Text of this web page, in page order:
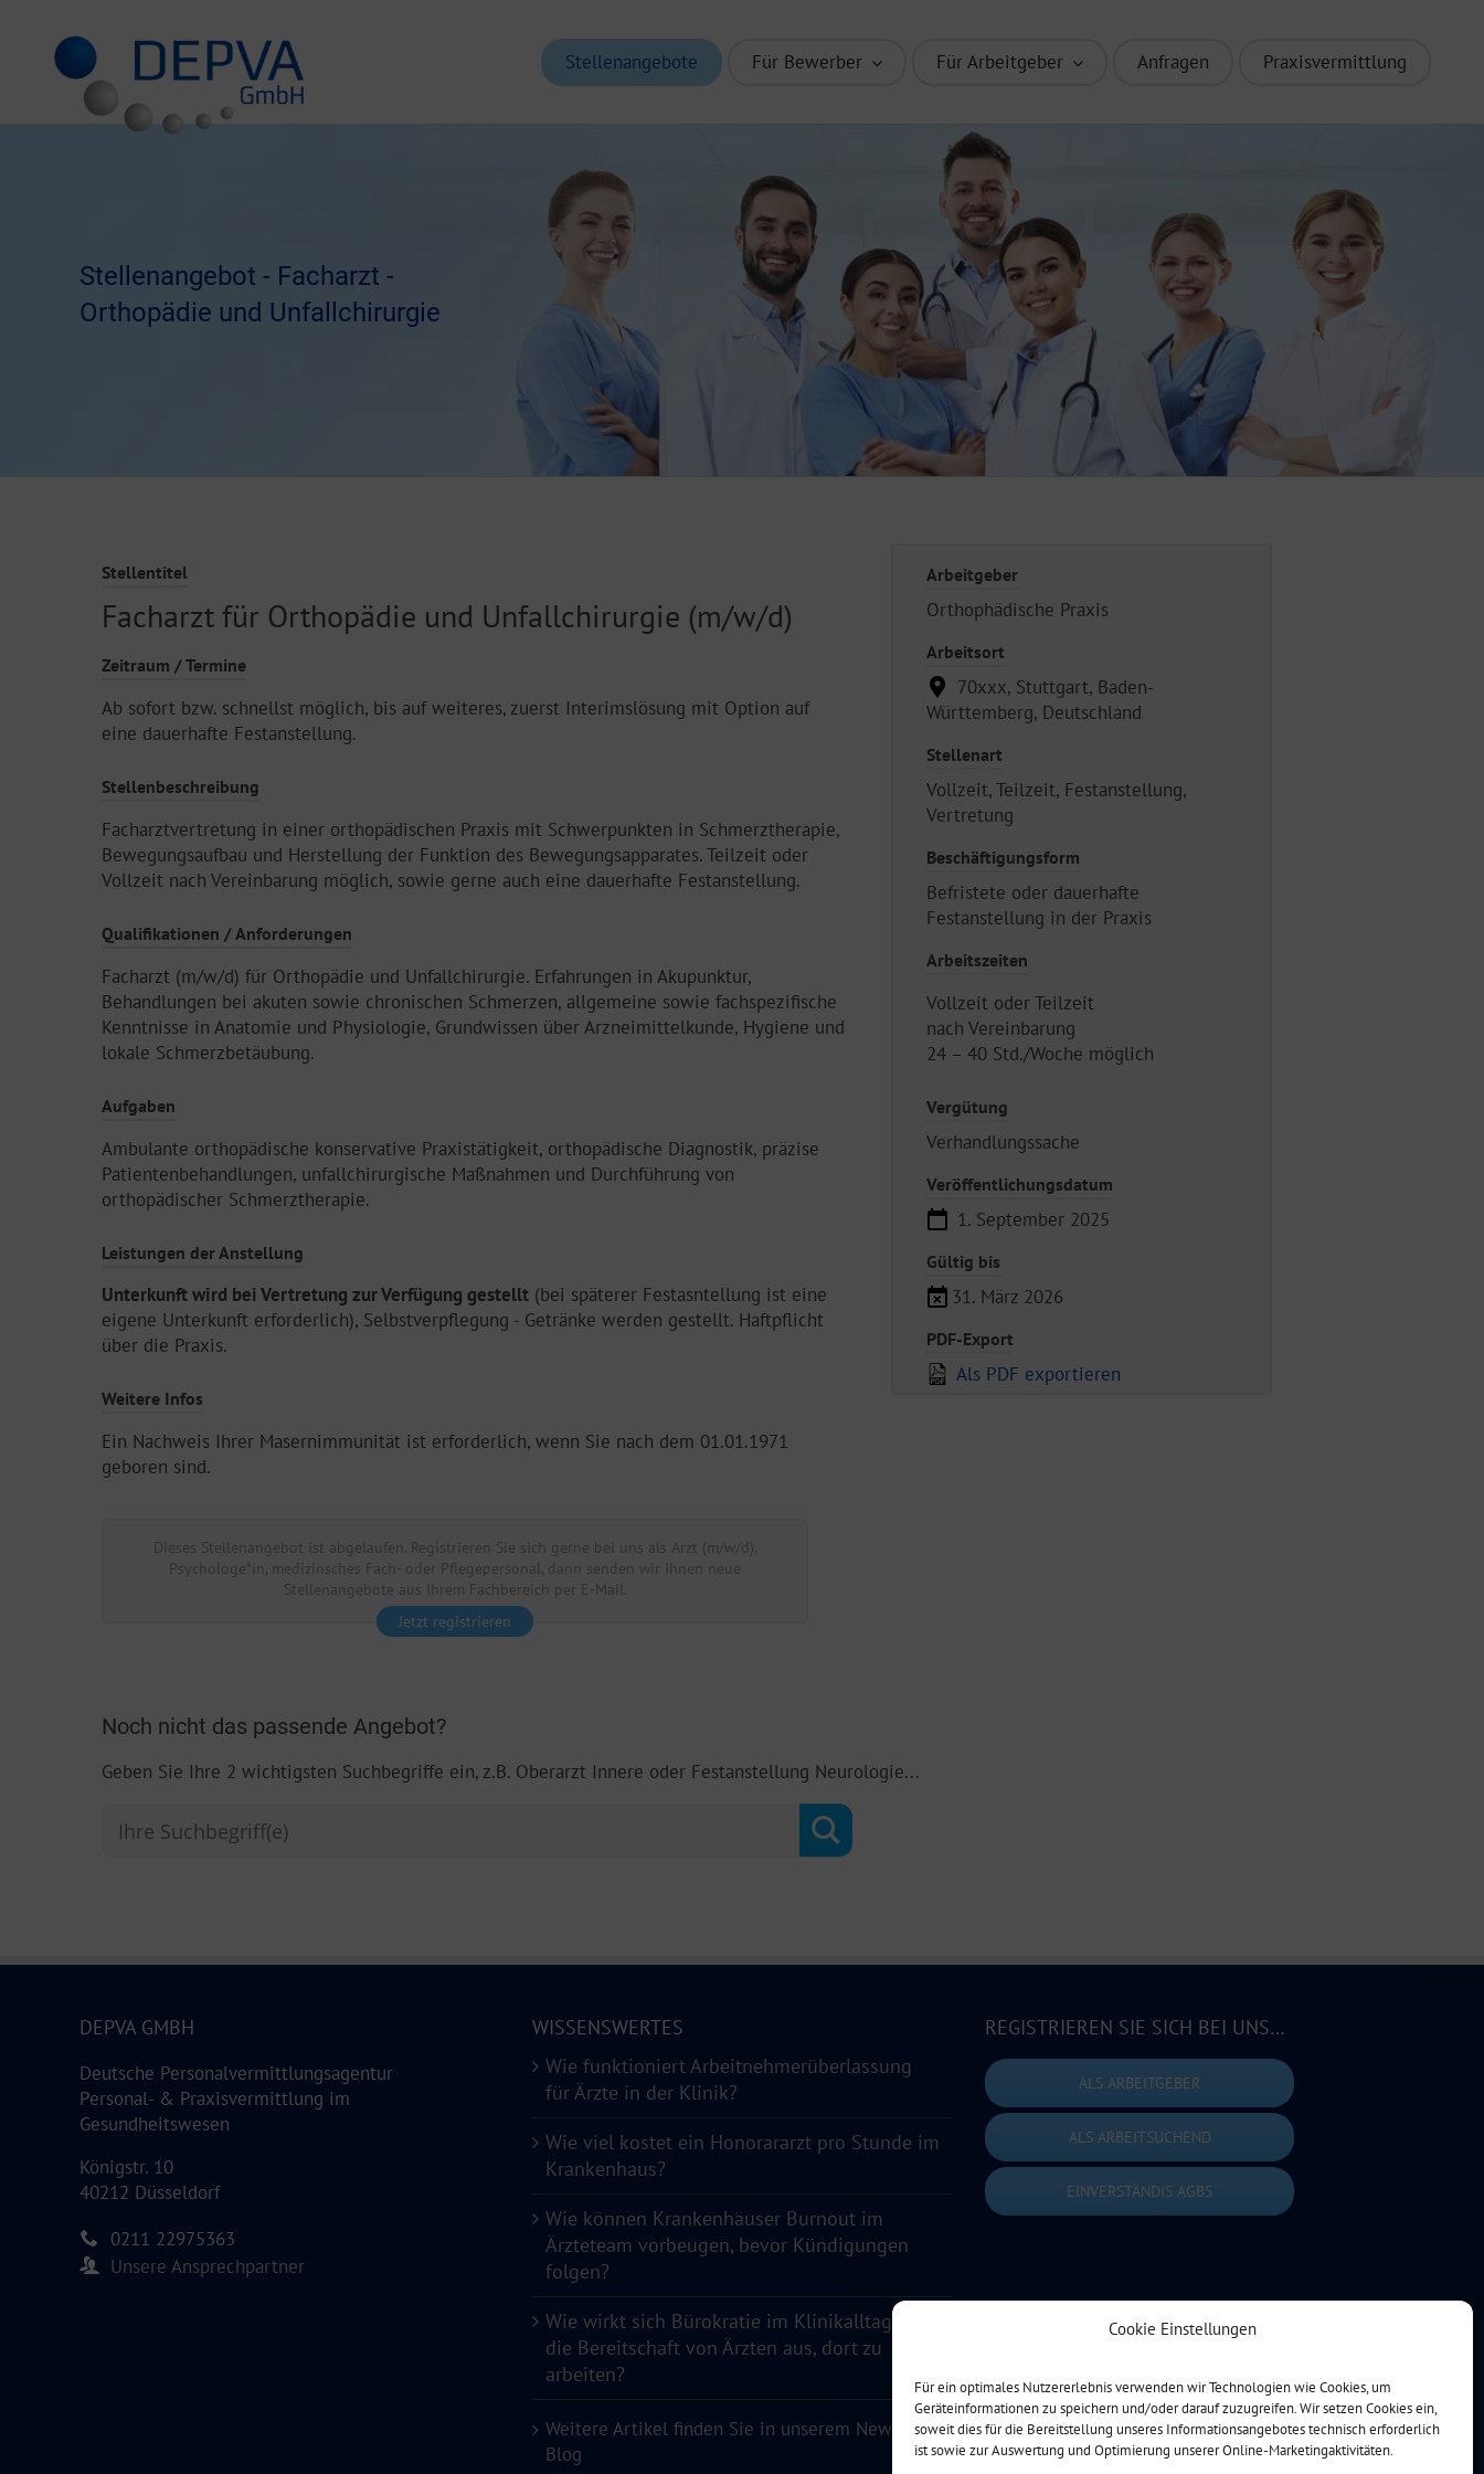
Cookie Einstellungen
Für ein optimales Nutzererlebnis verwenden wir Technologien wie Cookies, um
Geräteinformationen zu speichern und/oder darauf zuzugreifen. Wir setzen Cookies ein,
soweit dies für die Bereitstellung unseres Informationsangebotes technisch erforderlich
ist sowie zur Auswertung und Optimierung unserer Online-Marketingaktivitäten.
springen
Stellenangebote Für Bewerber Für Arbeitgeber Anfragen Praxisvermittlung
Stellenangebot - Facharzt -
Orthopädie und Unfallchirurgie
Stellentitel
Facharzt für Orthopädie und Unfallchirurgie (m/w/d)
Zeitraum / Termine
Ab sofort bzw. schnellst möglich, bis auf weiteres, zuerst Interimslösung mit Option auf
eine dauerhafte Festanstellung.
Stellenbeschreibung
Facharztvertretung in einer orthopädischen Praxis mit Schwerpunkten in Schmerztherapie,
Bewegungsaufbau und Herstellung der Funktion des Bewegungsapparates. Teilzeit oder
Vollzeit nach Vereinbarung möglich, sowie gerne auch eine dauerhafte Festanstellung.
Qualifikationen / Anforderungen
Facharzt (m/w/d) für Orthopädie und Unfallchirurgie. Erfahrungen in Akupunktur,
Behandlungen bei akuten sowie chronischen Schmerzen, allgemeine sowie fachspezifische
Kenntnisse in Anatomie und Physiologie, Grundwissen über Arzneimittelkunde, Hygiene und
lokale Schmerzbetäubung.
Aufgaben
Ambulante orthopädische konservative Praxistätigkeit, orthopädische Diagnostik, präzise
Patientenbehandlungen, unfallchirurgische Maßnahmen und Durchführung von
orthopädischer Schmerztherapie.
Leistungen der Anstellung
Unterkunft wird bei Vertretung zur Verfügung gestellt (bei späterer Festasntellung ist eine
eigene Unterkunft erforderlich), Selbstverpflegung - Getränke werden gestellt. Haftpflicht
über die Praxis.
Weitere Infos
Ein Nachweis Ihrer Masernimmunität ist erforderlich, wenn Sie nach dem 01.01.1971
geboren sind.
Dieses Stellenangebot ist abgelaufen. Registrieren Sie sich gerne bei uns als Arzt (m/w/d),
Psychologe*in, medizinsches Fach- oder Pflegepersonal, dann senden wir Ihnen neue
Stellenangebote aus Ihrem Fachbereich per E-Mail.
Jetzt registrieren
Arbeitgeber
Orthophädische Praxis
Arbeitsort
70xxx, Stuttgart, Baden-
Württemberg, Deutschland
Stellenart
Vollzeit, Teilzeit, Festanstellung,
Vertretung
Beschäftigungsform
Befristete oder dauerhafte
Festanstellung in der Praxis
Arbeitszeiten
Vollzeit oder Teilzeit
nach Vereinbarung
24 – 40 Std./Woche möglich
Vergütung
Verhandlungssache
Veröffentlichungsdatum
1. September 2025
Gültig bis
31. März 2026
PDF-Export
Als PDF exportieren
Noch nicht das passende Angebot?
Geben Sie Ihre 2 wichtigsten Suchbegriffe ein, z.B. Oberarzt Innere oder Festanstellung Neurologie...
DEPVA GMBH
Deutsche Personalvermittlungsagentur
Personal- & Praxisvermittlung im
Gesundheitswesen
Königstr. 10
40212 Düsseldorf
0211 22975363
Unsere Ansprechpartner
WISSENSWERTES
Wie funktioniert Arbeitnehmerüberlassung
für Ärzte in der Klinik?
Wie viel kostet ein Honorararzt pro Stunde im
Krankenhaus?
Wie können Krankenhäuser Burnout im
Ärzteteam vorbeugen, bevor Kündigungen
folgen?
Wie wirkt sich Bürokratie im Klinikalltag auf
die Bereitschaft von Ärzten aus, dort zu
arbeiten?
Weitere Artikel finden Sie in unserem News-
Blog
REGISTRIEREN SIE SICH BEI UNS…
ALS ARBEITGEBER
ALS ARBEITSUCHEND
EINVERSTÄNDIS AGBS